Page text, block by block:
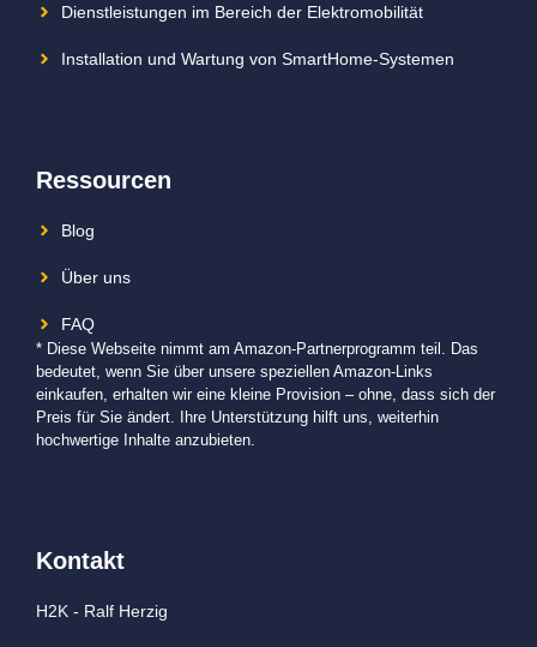
Dienstleistungen im Bereich der Elektromobilität
Installation und Wartung von SmartHome-Systemen
Ressourcen
Blog
Über uns
FAQ
* Diese Webseite nimmt am Amazon-Partnerprogramm teil. Das
bedeutet, wenn Sie über unsere speziellen Amazon-Links
einkaufen, erhalten wir eine kleine Provision – ohne, dass sich der
Preis für Sie ändert. Ihre Unterstützung hilft uns, weiterhin
hochwertige Inhalte anzubieten.
Kontakt
H2K - Ralf Herzig